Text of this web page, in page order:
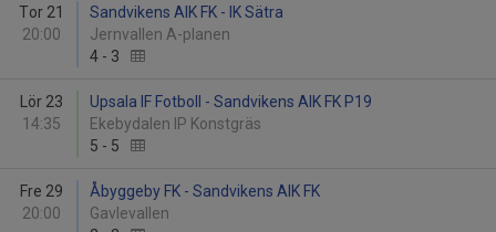
Tor 21
20:00
Sandvikens AIK FK - IK Sätra
Jernvallen A-planen
4 - 3
Lör 23
14:35
Upsala IF Fotboll - Sandvikens AIK FK P19
Ekebydalen IP Konstgräs
5 - 5
Fre 29
20:00
Åbyggeby FK - Sandvikens AIK FK
Gavlevallen